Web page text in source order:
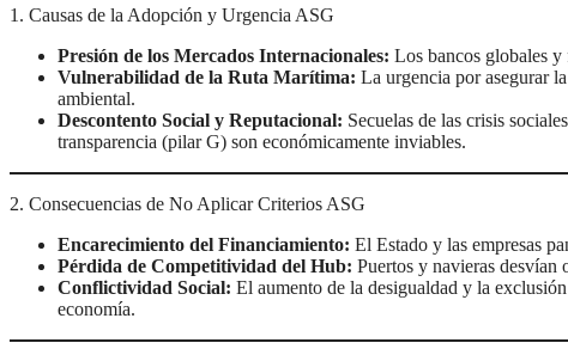
1. Causas de la Adopción y Urgencia ASG
Presión de los Mercados Internacionales: Los bancos globales
Vulnerabilidad de la Ruta Marítima: La urgencia por asegurar
ambiental.
Descontento Social y Reputacional: Secuelas de las crisis
transparencia (pilar G) son económicamente inviables.
2. Consecuencias de No Aplicar Criterios ASG
Encarecimiento del Financiamiento: El Estado y las empresas
Pérdida de Competitividad del Hub: Puertos y navieras desvían
Conflictividad Social: El aumento de la desigualdad y la
economía.